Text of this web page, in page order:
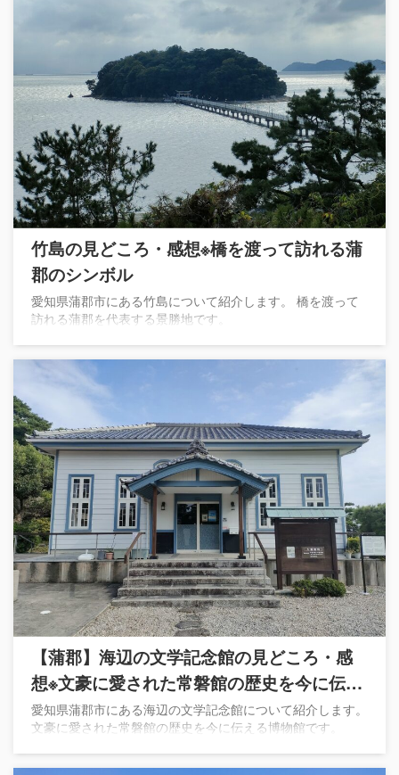
竹島の見どころ・感想※橋を渡って訪れる蒲
郡のシンボル
愛知県蒲郡市にある竹島について紹介します。 橋を渡って
訪れる蒲郡を代表する景勝地です。
【蒲郡】海辺の文学記念館の見どころ・感
想※文豪に愛された常磐館の歴史を今に伝え
る
愛知県蒲郡市にある海辺の文学記念館について紹介します。
文豪に愛された常磐館の歴史を今に伝える博物館です。